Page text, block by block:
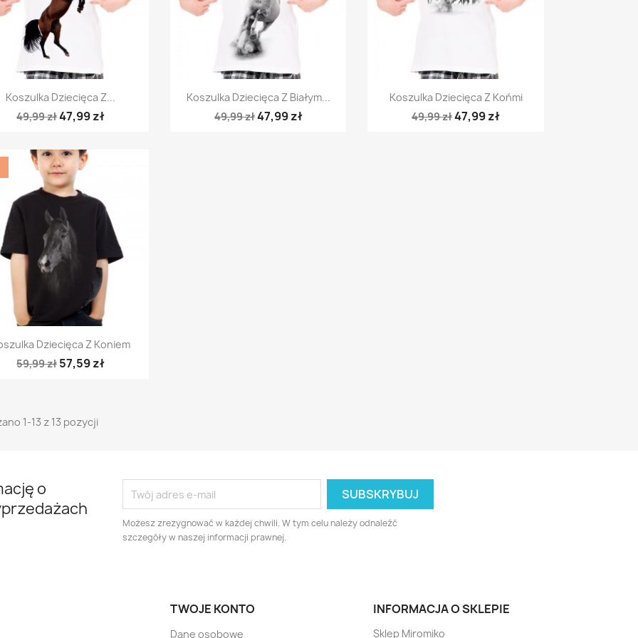
Szybki podgląd
Koszulka Dziecięca Z...
49,99 zł47,99 zł
Szybki podgląd
Koszulka Dziecięca Z Białym...
49,99 zł47,99 zł
Szybki podgląd
Koszulka Dziecięca Z Końmi
49,99 zł47,99 zł
Szybki podgląd
Dziecięca Z Koniem
59,99 zł57,59 zł
1-13 z 13 pozycji
o
Możesz zrezygnować w każdej chwili. W tym celu należy odnaleźć
szczegóły w naszej informacji prawnej.
TWOJE KONTO
Dane osobowe
INFORMACJA O SKLEPIE
Sklep Miromiko